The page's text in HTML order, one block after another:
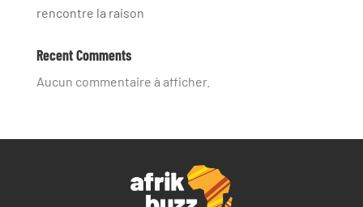
rencontre la raison
Recent Comments
Aucun commentaire à afficher.